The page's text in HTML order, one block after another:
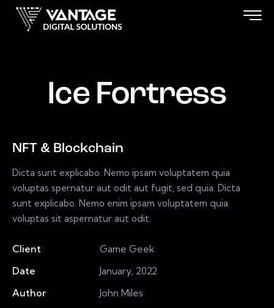
Ice Fortress
NFT & Blockchain
Dicta sunt explicabo. Nemo ipsam voluptatem quia
voluptas spernatur aut odit aut fugit, sed quia. Dicta
sunt explicabo. Nemo enim ipsam voluptatem quia
voluptas sit aspernatur aut odit.
Client
Game Geek
Date
January, 2022
Author
John Miles